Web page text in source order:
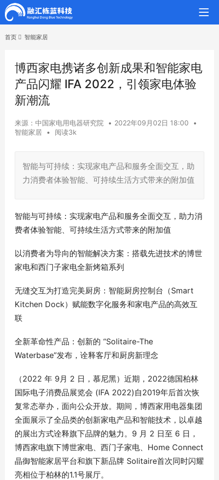
首页 智能家居
博西家电携诸多创新成果和智能家电
产品闪耀 IFA 2022，引领家电体验
新潮流
来源：中国家电用电器研究院 • 2022年09月02日 18:00
•
智能家居
• 阅读3k
智能与可持续：实现家电产品和服务全面交互，助
力消费者体验智能、可持续生活方式带来的附加值
智能与可持续：实现家电产品和服务全面交互，助力消
费者体验智能、可持续生活方式带来的附加值
以消费者为导向的智能解决方案：搭载先进技术的博世
家电和西门子家电全新烤箱系列
无缝交互为打造完美厨房：智能厨房控制台（Smart
Kitchen Dock）赋能数字化服务和家电产品的高效互
联
全新革命性产品：创新的 “Solitaire-The
Waterbase”发布，诠释客厅和厨房新理念
（2022 年 9月 2 日，慕尼黑）近期，2022德国柏林
国际电子消费品展览会 (IFA 2022)自2019年后首次恢
复常态举办，面向公众开放。期间，博西家用电器集团
全面展示了全品类的创新家电产品和智能技术，以卓越
的展出方式诠释旗下品牌的魅力。9 月 2 日至 6 日，
博西家电旗下博世家电、西门子家电、Home Connect
晶御智能家居平台和旗下新品牌 Solitaire首次同时闪耀
亮相位于柏林的1.1号展厅。